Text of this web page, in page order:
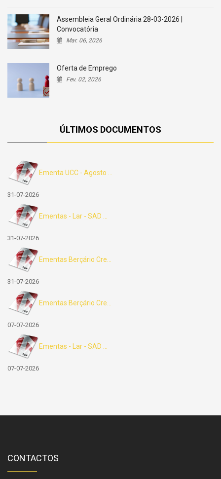
Assembleia Geral Ordinária 28-03-2026 |
Convocatória
Mar. 06, 2026
Oferta de Emprego
Fev. 02, 2026
ÚLTIMOS DOCUMENTOS
Ementa UCC - Agosto ...
31-07-2026
Ementas - Lar - SAD ...
31-07-2026
Ementas Berçário Cre...
31-07-2026
Ementas Berçário Cre...
07-07-2026
Ementas - Lar - SAD ...
07-07-2026
CONTACTOS